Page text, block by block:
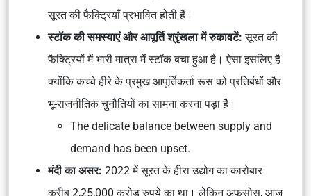
सूरत की फैक्ट्रियाँ प्रभावित होती हैं।
स्टॉक की समस्याएं और आपूर्ति श्रृंखला में रुकावटें:सूरत की
फैक्ट्रियों में भारी मात्रा में स्टॉक बचा हुआ है। ऐसा इसलिए है
क्योंकि कच्चे हीरे के प्रमुख आपूर्तिकर्ता रूस को प्रतिबंधों और
भू-राजनीतिक चुनौतियों का सामना करना पड़ा है।
The delicate balance between supply and
demand has been upset.
मंदी का असर: 2022 में सूरत के हीरा उद्योग का कारोबार
करीब 2,25,000 करोड़ रुपये का था। लेकिन अफसोस, आज